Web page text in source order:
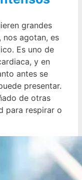
grandes
nos agotan, es
Es uno de
y en
antes se
presentar.
de otras
para respirar o